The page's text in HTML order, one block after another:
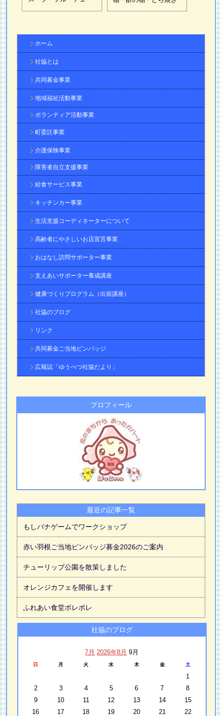
ホーム
社協とは
共同募金事業
地域福祉活動事業
ボランティア活動事業
町委託事業
介護保険事業
障害者自立支援事業
給食サービス事業
キッチンカー事業
生活支援コーディネーターについて
高齢者にやさしいお店宣言事業
おはなし訪問サポーター事業
支えあいサポーター養成講座
健康づくりプログラム（出前講座）
社協のブログ
リンク
共同募金ご当地ピンバッジ
広報誌「ゆうべつ社協だより」
プロフィール
最近の記事一覧
もしバナゲームでワークショップ
赤い羽根ご当地ピンバッジ募金2026のご案内
チューリップ公園を散策しました
オレンジカフェを開催します
ふれあい食堂ポレポレ
社協のブログ
7月 2026年8月 9月
日 月 火 水 木 金 土
1
2
3 4 5 6 7
8
9
10 11 12 13 14
15
16
17 18 19 20 21
22